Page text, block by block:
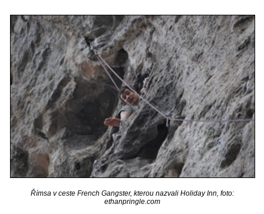
Římsa v ceste French Gangster, kterou nazvali Holiday Inn, foto:
ethanpringle.com